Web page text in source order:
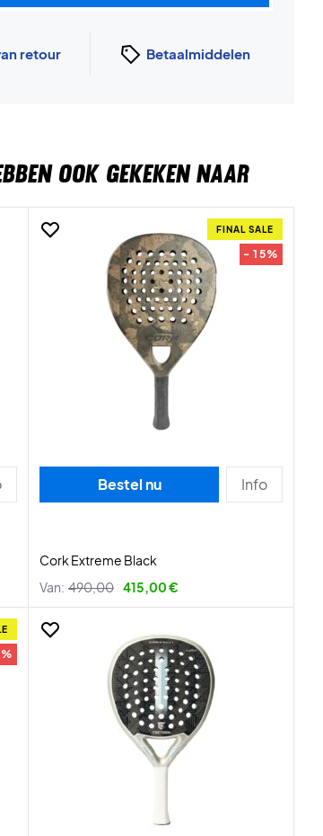
retour Betaalmiddelen
OOK GEKEKEN NAAR
FINAL SALE
- 15%
Bestel nu Info
Cork Extreme Black
Van: 490,00 415,00 €